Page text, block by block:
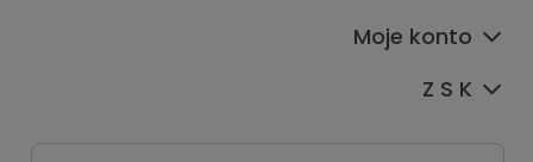
Moje konto
Z S K